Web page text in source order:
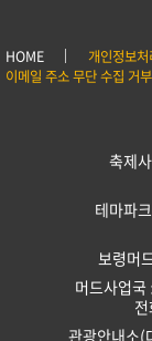
HOME 개인정보
이메일 주소 무단 수집 거부
축제
테마파
보령머
머드사업국
관광안내소(